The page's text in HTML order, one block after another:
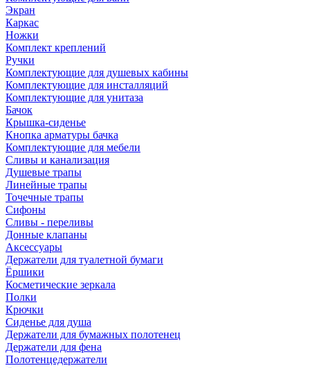
Экран
Каркас
Ножки
Комплект креплений
Ручки
Комплектующие для душевых кабины
Комплектующие для инсталляций
Комплектующие для унитаза
Бачок
Крышка-сиденье
Кнопка арматуры бачка
Комплектующие для мебели
Сливы и канализация
Душевые трапы
Линейные трапы
Точечные трапы
Сифоны
Сливы - переливы
Донные клапаны
Аксессуары
Держатели для туалетной бумаги
Ёршики
Косметические зеркала
Полки
Крючки
Сиденье для душа
Держатели для бумажных полотенец
Держатели для фена
Полотенцедержатели